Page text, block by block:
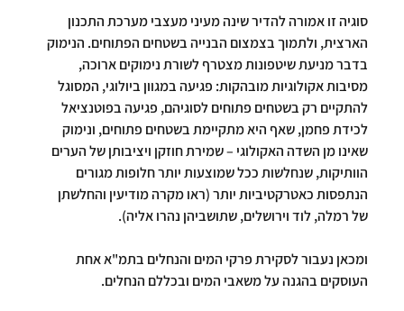
סוגיה זו אמורה להדיר שינה מעיני מעצבי מערכת התכנון
הארצית, ולתמוך בצמצום הבנייה בשטחים הפתוחים. הנימוק
בדבר מניעת שיטפונות מצטרף לשורת נימוקים ארוכה,
מסיבות אקולוגיות מובהקות: פגיעה במגוון ביולוגי, המסוגל
להתקיים רק בשטחים פתוחים לסוגיהם, פגיעה בפוטנציאל
לכידת פחמן, שאף היא מתקיימת בשטחים פתוחים, ונימוק
שאינו מן השדה האקולוגי – שמירת חוזקן ויציבותן של הערים
הוותיקות, שנחלשות ככל שמוצעות יותר חלופות מגורים
הנתפסות כאטרקטיביות יותר (ראו מקרה מודיעין והחלשתן
של רמלה, לוד וירושלים, שתושביהן נהרו אליה).
ומכאן נעבור לסקירת פרקי המים והנחלים בתמ"א אחת
העוסקים בהגנה על משאבי המים ובכללם הנחלים.